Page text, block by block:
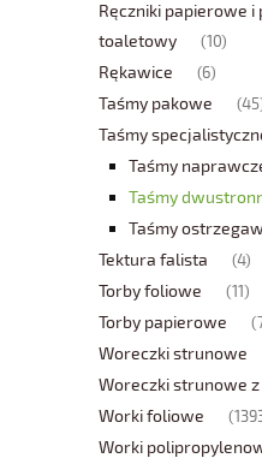
Ręczniki papierowe i
toaletowy
(10)
Rękawice (6)
Taśmy pakowe
Taśmy
Taśmy
Taśmy
Taśmy
Tektura falista (4)
Torby foliowe (11)
Torby papierowe
Woreczki strunowe
Woreczki strunowe
Worki foliowe
Worki